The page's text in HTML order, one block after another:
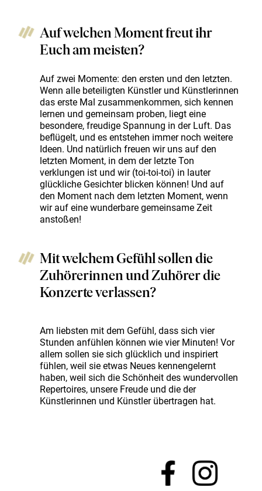
Auf welchen Moment freut ihr
Euch am meisten?
Auf zwei Momente: den ersten und den letzten.
Wenn alle beteiligten Künstler und Künstlerinnen
das erste Mal zusammenkommen, sich kennen
lernen und gemeinsam proben, liegt eine
besondere, freudige Spannung in der Luft. Das
beflügelt, und es entstehen immer noch weitere
Ideen. Und natürlich freuen wir uns auf den
letzten Moment, in dem der letzte Ton
verklungen ist und wir (toi-toi-toi) in lauter
glückliche Gesichter blicken können! Und auf
den Moment nach dem letzten Moment, wenn
wir auf eine wunderbare gemeinsame Zeit
anstoßen!
Mit welchem Gefühl sollen die
Zuhörerinnen und Zuhörer die
Konzerte verlassen?
Am liebsten mit dem Gefühl, dass sich vier
Stunden anfühlen können wie vier Minuten! Vor
allem sollen sie sich glücklich und inspiriert
fühlen, weil sie etwas Neues kennengelernt
haben, weil sich die Schönheit des wundervollen
Repertoires, unsere Freude und die der
Künstlerinnen und Künstler übertragen hat.